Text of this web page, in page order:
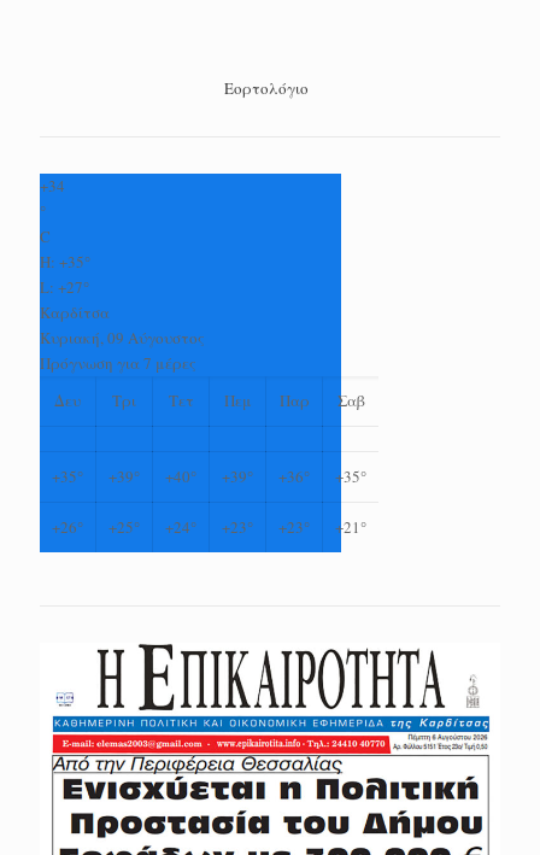
Εορτολόγιο
+34
°
C
H: +35°
L: +27°
Καρδίτσα
Κυριακή, 09 Αύγουστος
Πρόγνωση για 7 μέρες
Δευ
Τρι Τετ Πεμ Παρ Σαβ
+35° +39° +40° +39° +36° +35°
+26° +25° +24° +23° +23° +21°